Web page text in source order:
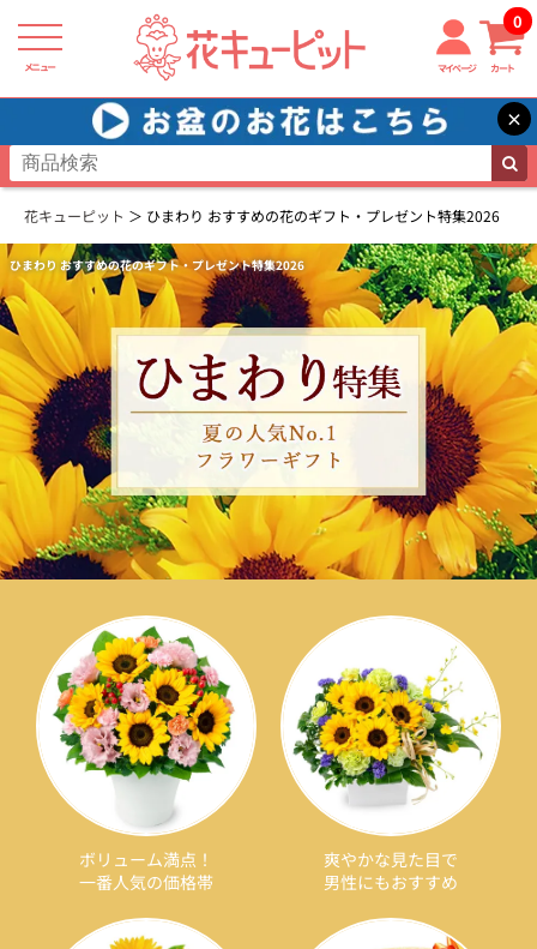
メニュー マイページ カート
0
×
花キューピット ひまわり おすすめの花のギフト・プレゼント特集2026
ひまわり おすすめの花のギフト・プレゼント特集2026
ボリューム満点！
一番人気の価格帯
爽やかな見た目で
男性にもおすすめ